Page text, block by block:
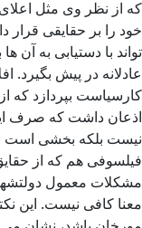
که از نظر وی مثل
خود را بر حقایقی
تواند با دستیابی به آن
عادلانه در پیش
کارسیاست بپردازد که
اذعان داشت که صرف
نیست بلکه بخشی است
فیلسوفی هم که از
مشکلات معمول
معنا کافی نیست. این